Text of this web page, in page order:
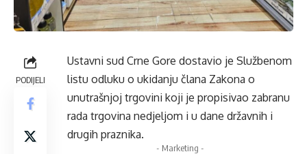
PODIJELI
Ustavni sud Crne Gore dostavio je Službenom
listu odluku o ukidanju člana Zakona o
unutrašnjoj trgovini koji je propisivao zabranu
rada trgovina nedjeljom i u dane državnih i
drugih praznika.
- Marketing -